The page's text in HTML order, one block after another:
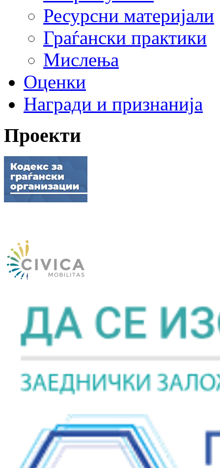
Ресурсни материјали
Граѓански практики
Мислења
Оценки
Награди и признанија
Проекти